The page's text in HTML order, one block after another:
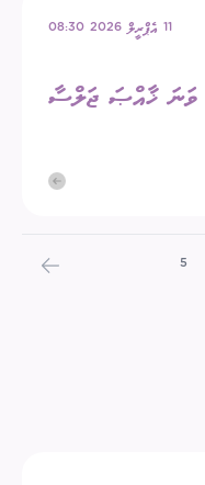
11 އެޕްރީލް 2026 08:30
5